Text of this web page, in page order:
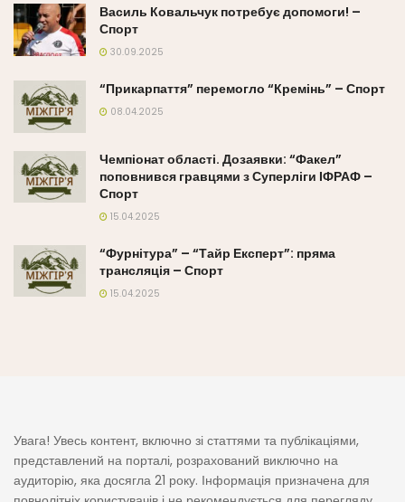
Василь Ковальчук потребує допомоги! –
Спорт
30.09.2025
“Прикарпаття” перемогло “Кремінь” – Спорт
08.04.2025
Чемпіонат області. Дозаявки: “Факел”
поповнився гравцями з Суперліги ІФРАФ –
Спорт
15.04.2025
“Фурнітура” – “Тайр Експерт”: пряма
трансляція – Спорт
15.04.2025
Увага! Увесь контент, включно зі статтями та публікаціями,
представлений на порталі, розрахований виключно на
аудиторію, яка досягла 21 року. Інформація призначена для